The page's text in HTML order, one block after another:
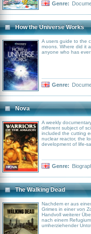
Genre:
How the Universe Works
A users guide to the
moons. Where did it
anyone who has
Genre:
Nova
A weekly
different subject of
included the cutting
nuclear reactor, the
development of life-
Genre:
The Walking Dead
Nachdem er aus
Grimes in einer von
Handvoll weiterer
nach einem
umherziehender